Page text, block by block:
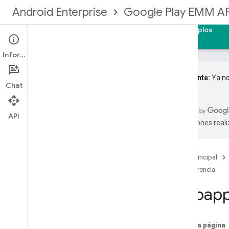
Android Enterprise Google Play EMM
Ejemplos
API de EMM de Google Play
Importante: Ya
traducciones
Página principal
Referencia
En esta página
Información
Chat
API